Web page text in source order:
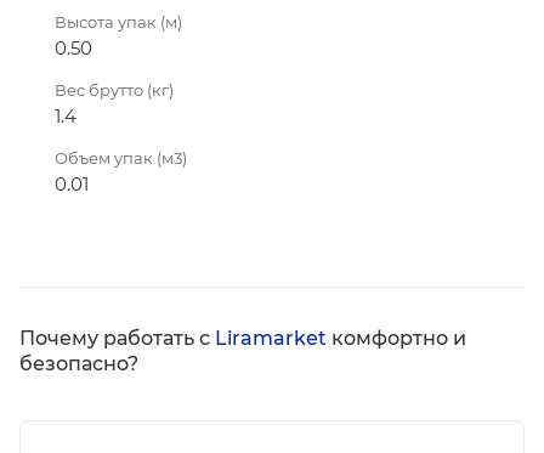
Высота упак (м)
0.50
Вес брутто (кг)
1.4
Объем упак (м3)
0.01
Почему работать с Liramarket комфортно и
безопасно?